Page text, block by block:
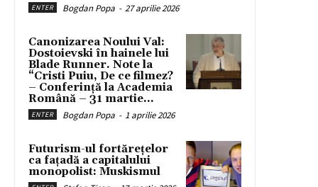
ENTER Bogdan Popa - 27 aprilie 2026
Canonizarea Noului Val:
Dostoievski în hainele lui
Blade Runner. Note la
“Cristi Puiu, De ce filmez?
– Conferință la Academia
Română – 31 martie...
ENTER Bogdan Popa - 1 aprilie 2026
Futurism-ul fortărețelor
ca fațadă a capitalului
monopolist: Muskismul